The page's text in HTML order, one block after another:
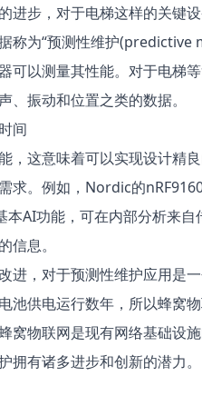
进步，对于电梯这样的关键
称为“预测性维护(predictive
可以测量其性能。对于电梯
、振动和位置之类的数据。
间
，这意味着可以实现设计精
求。例如，Nordic的
AI功能，可在内部分析来自
信息。
进，对于预测性维护应用是
池供电运行数年，所以蜂窝
窝物联网是现有网络基础设
有诸多进步和创新的潜力。